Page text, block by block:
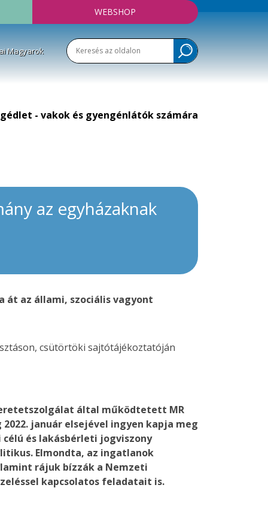
WEBSHOP
Magyarok
- vakok és gyengénlátók számára
az egyházaknak
át az állami, szociális vagyont
csütörtöki sajtótájékoztatóján
által működtetett MR
január elsejével ingyen kapja meg
és lakásbérleti jogviszony
Elmondta, az ingatlanok
rájuk bízzák a Nemzeti
kapcsolatos feladatait is.